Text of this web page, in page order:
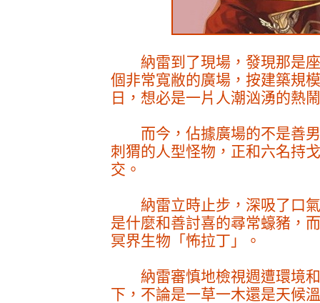
納雷到了現場，發現那是座
個非常寬敝的廣場，按建築規
日，想必是一片人潮汹湧的熱
而今，佔據廣場的不是善男
刺猬的人型怪物，正和六名持
交。
納雷立時止步，深吸了口氣
是什麼和善討喜的尋常蠔豬，
冥界生物「怖拉丁」。
納雷審慎地檢視週遭環境和
下，不論是一草一木還是天候